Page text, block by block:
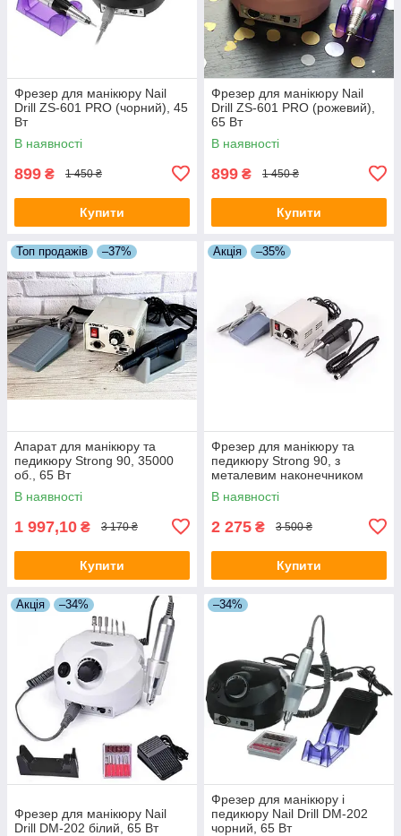
Фрезер для манікюру Nail
Drill ZS-601 PRO (чорний), 45
Вт
В наявності
899 ₴ 1 450 ₴
Купити
Фрезер для манікюру Nail
Drill ZS-601 PRO (рожевий),
65 Вт
В наявності
899 ₴ 1 450 ₴
Купити
Топ продажів –37%
Апарат для манікюру та
педикюру Strong 90, 35000
об., 65 Вт
В наявності
1 997,10 ₴ 3 170 ₴
Купити
Акція –35%
Фрезер для манікюру та
педикюру Strong 90, з
металевим наконечником
В наявності
2 275 ₴ 3 500 ₴
Купити
Акція –34%
Фрезер для манікюру Nail
Drill DM-202 білий, 65 Вт
–34%
Фрезер для манікюру і
педикюру Nail Drill DM-202
чорний, 65 Вт